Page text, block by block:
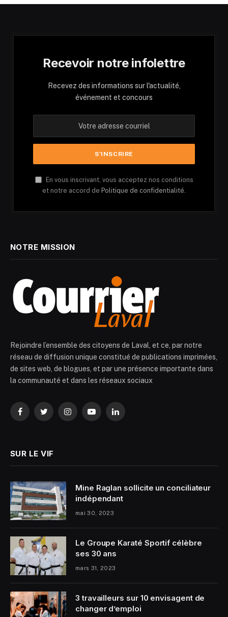
Recevoir notre infolettre
Recevez des informations sur l'actualité,
événement et concours
En vous inscrivant, vous acceptez nos conditions
et notre accord de Politique de confidentialité.
NOTRE MISSION
Rejoindre l’ensemble des citoyens de Laval, et ce, par notre
réseau de diffusion unique constitué de publications imprimées,
de sites web, de blogues, et par une présence importante dans
la communauté et dans les réseaux sociaux
FacebookTwitterInstagramYouTubeLinkedIn
SUR LE VIF
Mine Raglan sollicite un conciliateur
indépendant
mai 30, 2023
Le Groupe Karaté Sportif célèbre
ses 30 ans
mars 31, 2023
3 travailleurs sur 10 envisagent de
changer d’emploi